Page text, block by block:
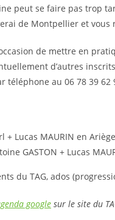
peut se faire pas trop
de Montpellier et
de mettre en
d’autres
téléphone au 06 78 39 62
+ Lucas MAURIN en
GASTON + Lucas
du TAG, ados
google sur le site du